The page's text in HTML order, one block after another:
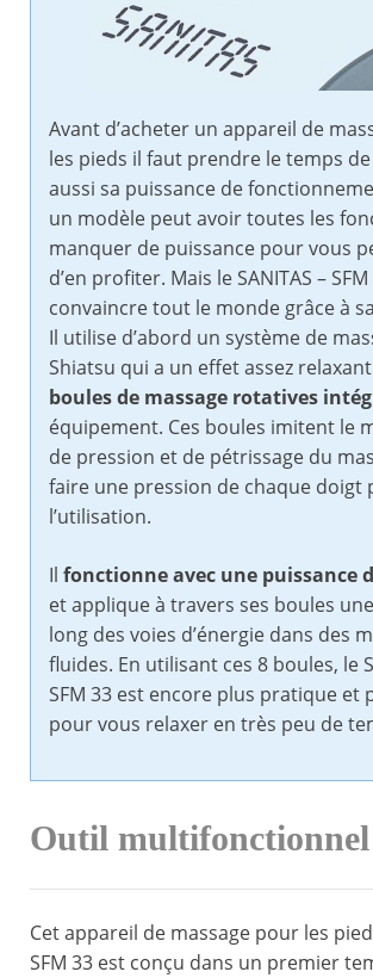
Avant d’acheter un appareil de
les pieds il faut prendre le temps
aussi sa puissance de
un modèle peut avoir toutes les
manquer de puissance pour vous
d’en profiter. Mais le SANITAS –
convaincre tout le monde grâce à
Il utilise d’abord un système de
Shiatsu qui a un effet assez
boules de massage rotatives
équipement. Ces boules imitent le
de pression et de pétrissage du
faire une pression de chaque doigt
l’utilisation.
Il fonctionne avec une puissance
et applique à travers ses boules
long des voies d’énergie dans des
fluides. En utilisant ces 8 boules, le
SFM 33 est encore plus pratique et
pour vous relaxer en très peu de
Outil multifonctionnel
Cet appareil de massage pour les
SFM 33 est conçu dans un premier